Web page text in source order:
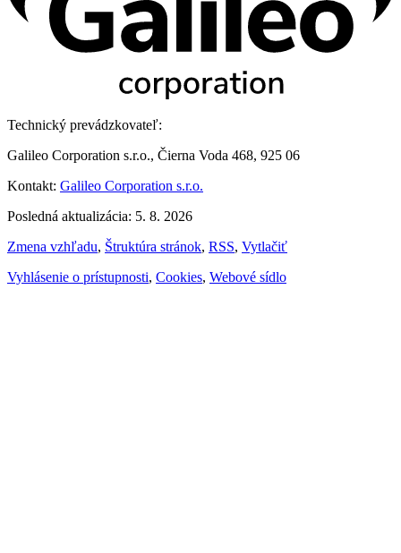
Technický prevádzkovateľ:
Galileo Corporation s.r.o., Čierna Voda 468, 925 06
Kontakt: Galileo Corporation s.r.o.
Posledná aktualizácia: 5. 8. 2026
Zmena vzhľadu, Štruktúra stránok, RSS, Vytlačiť
Vyhlásenie o prístupnosti, Cookies, Webové sídlo